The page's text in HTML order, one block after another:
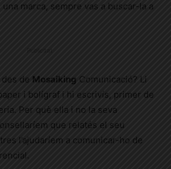
marca, sempre vas a buscar-la a
de Mosaiking Comunicació? Li
i bolígraf i hi escrivís, primer de
Per què ella i no la seva
que relatés el seu
l’ajudaríem a comunicar-ho de